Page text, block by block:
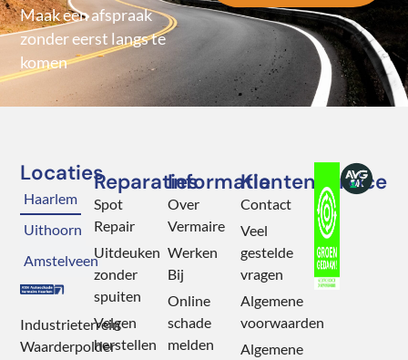
Maak een afspraak
zonder eerst langs te
komen
Locaties
Haarlem
Uithoorn
Amstelveen
Industrieterrein
Waarderpolder
Reparaties
Spot
Repair
Uitdeuken
zonder
spuiten
Velgen
herstellen
Informatie
Over
Vermaire
Werken
Bij
Online
schade
melden
Klantenservice
Contact
Veel
gestelde
vragen
Algemene
voorwaarden
Algemene